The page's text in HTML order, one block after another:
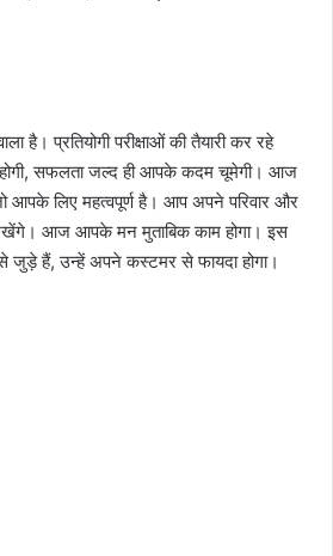
है। प्रतियोगी परीक्षाओं की तैयारी कर रहे
होगी, सफलता जल्द ही आपके कदम चूमेगी। आज
आपके लिए महत्वपूर्ण है। आप अपने परिवार और
आज आपके मन मुताबिक काम होगा। इस
से जुड़े हैं, उन्हें अपने कस्टमर से फायदा होगा।